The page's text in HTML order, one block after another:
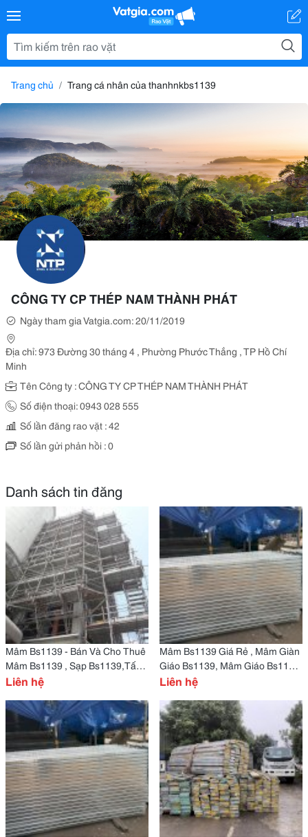
Trang chủ Trang cá nhân của thanhnkbs1139
CÔNG TY CP THÉP NAM THÀNH PHÁT
Ngày tham gia Vatgia.com: 20/11/2019
Địa chỉ: 973 Đường 30 tháng 4 , Phường Phước Thắng , TP Hồ Chí
Minh
Tên Công ty : CÔNG TY CP THÉP NAM THÀNH PHÁT
Số điện thoại: 0943 028 555
Số lần đăng rao vặt : 42
Số lần gửi phản hồi : 0
Danh sách tin đăng
Mâm Bs1139 - Bán Và Cho Thuê
Mâm Bs1139 , Sạp Bs1139,Tấm
Lót Sàn Bs1139
Liên hệ
Mâm Bs1139 Giá Rẻ , Mâm Giàn
Giáo Bs1139, Mâm Giáo Bs1139
Giá Rẻ
Liên hệ